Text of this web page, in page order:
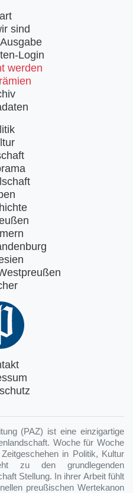
sind
Login
werden
(PAZ) ist eine einzigartige
Woche für Woche
in Politik, Kultur
zu den grundlegenden
Stellung. In ihrer Arbeit fühlt
preußischen Wertekanon